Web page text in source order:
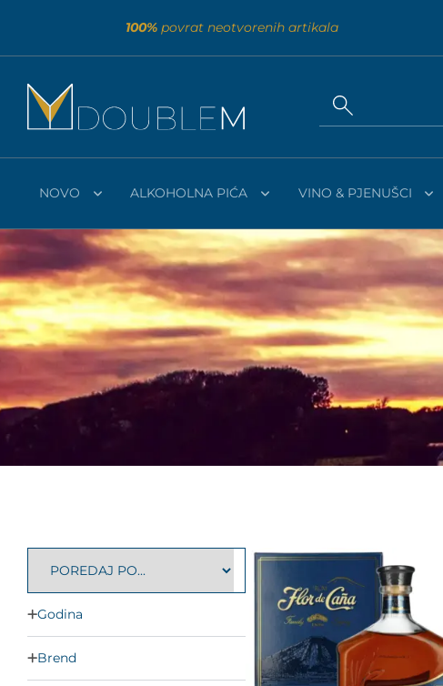
100% povrat neotvorenih artikala
NOVO ALKOHOLNA PIĆA VINO & PJENUŠCI
Godina
Brend